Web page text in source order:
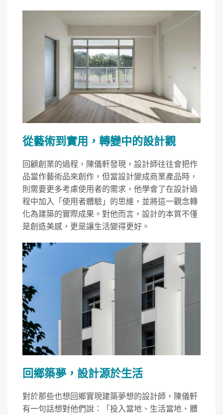
從藝術到實用，轉變中的設計觀
回顧創業的過程，陳儀軒發現，設計師往往會把作
品當作藝術品來創作，但當設計變成商業產品時，
則需要更多考慮使用者的需求，他學會了在設計過
程中加入「使用者體驗」的思維，並將這一觀念轉
化為建築的實際成果。對他而言，設計的本質不僅
是創造美感，更是讓生活變得更好。
回鄉築夢，設計源於生活
對於那些也想回鄉實現建築夢想的設計師，陳儀軒
有一句話想對他們說：「投入當地、生活當地、體